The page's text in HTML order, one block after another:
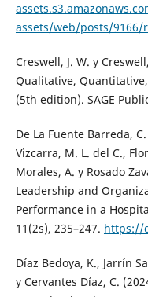
assets/web/posts/9166/
Creswell, J. W. y
Qualitative,
(5th edition). SAGE
De La Fuente Barreda,
Vizcarra, M. L. del C.,
Morales, A. y Rosado
Leadership and
Performance in a
11(2s), 235–247. https://
Díaz Bedoya, K., Jarrín
y Cervantes Díaz, C.